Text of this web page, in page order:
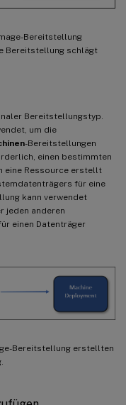
Bereitstellung
Bereitstellung schlägt
Bereitstellungstyp.
um die
-Bereitstellungen
einen bestimmten
eine Ressource erstellt
für eine
kann verwendet
jeden anderen
einen Datenträger
Bereitstellung erstellten